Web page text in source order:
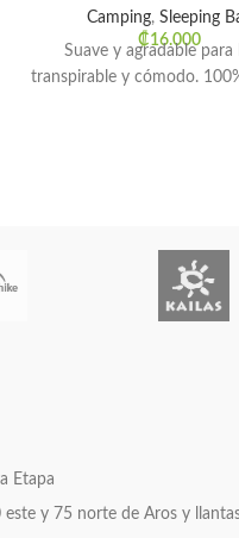
Camping, Sleeping
₡16.000
Suave y agradable para
transpirable y cómodo.
Etapa
y 75 norte de Aros y